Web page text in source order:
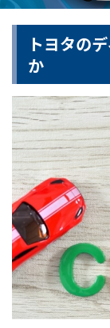
トヨタの
か